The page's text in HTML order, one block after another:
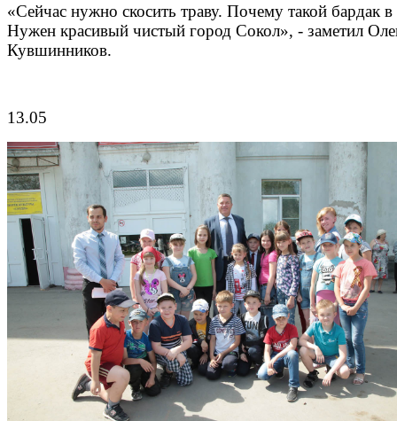
«Сейчас нужно скосить траву. Почему такой бардак в
Нужен красивый чистый город Сокол», - заметил
Кувшинников.
13.05